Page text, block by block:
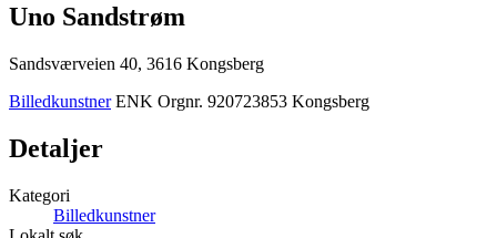
Uno Sandstrøm
Sandsværveien 40, 3616 Kongsberg
Billedkunstner ENK Orgnr. 920723853 Kongsberg
Detaljer
Kategori
Billedkunstner